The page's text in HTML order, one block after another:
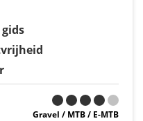
Gravel / MTB / E-MTB